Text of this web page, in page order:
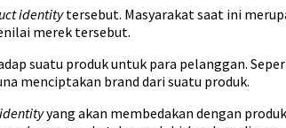
identitytersebut. Masyarakat saat ini
merek tersebut.
suatu produk untuk para pelanggan.
menciptakan brand dari suatu produk.
yang akan membedakan dengan